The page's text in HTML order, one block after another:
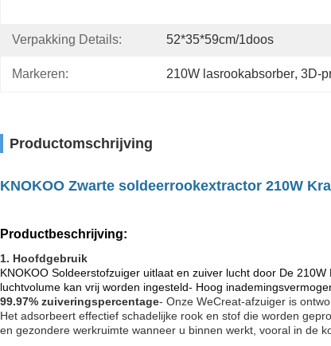
Verpakking Details: 52*35*59cm/1doos
Markeren: 210W lasrookabsorber, 3D-
Productomschrijving
KNOKOO Zwarte soldeerrookextractor 210W
Productbeschrijving:
1. Hoofdgebruik
KNOKOO Soldeerstofzuiger uitlaat en zuiver lucht door De
luchtvolume kan vrij worden ingesteld- Hoog
99.97% zuiveringspercentage- Onze WeCreat-afzuiger is
Het adsorbeert effectief schadelijke rook en stof die worden
en gezondere werkruimte wanneer u binnen werkt, vooral in de